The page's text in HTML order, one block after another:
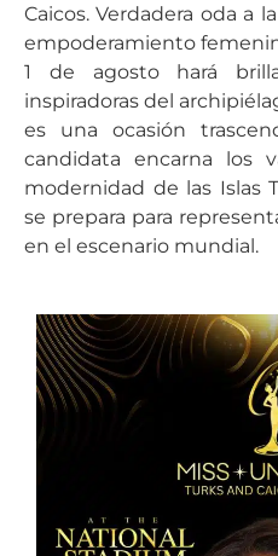
Caicos. Verdadera oda a
empoderamiento
1 de agosto hará
inspiradoras del
es una ocasión
candidata encarna los
modernidad de las Islas
se prepara para
en el escenario mundial.